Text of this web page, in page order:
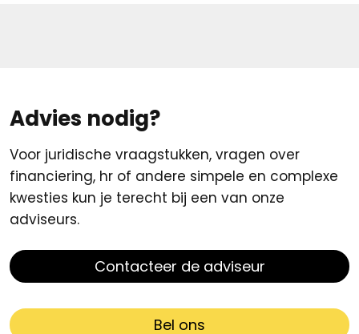
Advies nodig?
Voor juridische vraagstukken, vragen over
financiering, hr of andere simpele en complexe
kwesties kun je terecht bij een van onze
adviseurs.
Contacteer de adviseur
Bel ons